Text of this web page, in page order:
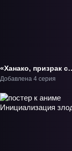
«Ханако, призрак с
внеклассными
ТВ-1.2
Добавлена 4 серия